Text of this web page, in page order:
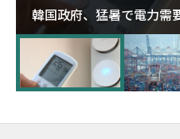
韓国政府、猛暑で電力需
に需給対応体制を点検